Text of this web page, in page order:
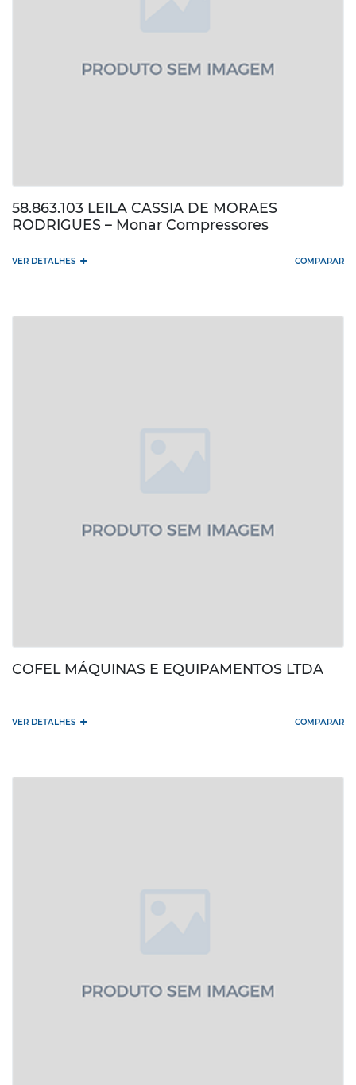
58.863.103 LEILA CASSIA DE MORAES
RODRIGUES – Monar Compressores
VER DETALHES + COMPARAR
COFEL MÁQUINAS E EQUIPAMENTOS LTDA
VER DETALHES + COMPARAR